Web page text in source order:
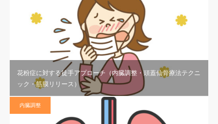
花粉症に対する徒手アプローチ（内臓調整・頭蓋仙骨療法テクニ
ック・筋膜リリース）
内臓調整